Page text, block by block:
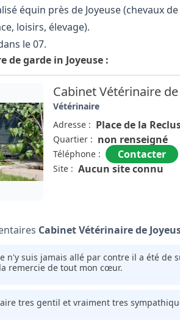
équin près de Joyeuse (chevaux
loisirs, élevage).
le 07.
de garde in Joyeuse :
Cabinet Vétérinaire de
Vétérinaire
Adresse : Place de la
Quartier : non renseigné
Téléphone : Contacter
Site : Aucun site connu
Cabinet Vétérinaire de
n'y suis jamais allé par contre il a été de
remercie de tout mon cœur.
tres gentil et vraiment tres